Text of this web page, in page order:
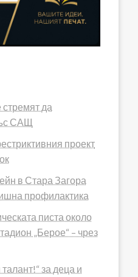
да
САЩ
проект
в Стара Загора
профилактика
писта около
„Берое“ – чрез
за деца и